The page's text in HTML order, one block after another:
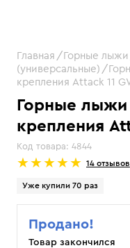
Главная Горные лыжи
(универсальные)
крепления Attack 11
Горные лыжи
крепления
Код товара: 4844
14 отзывов
Уже купили 70 раз
Продано!
Товар закончился